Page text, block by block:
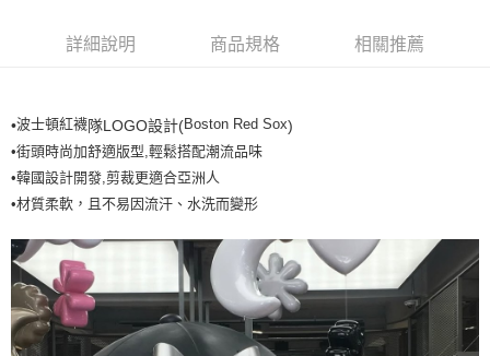
全家取貨付款<未取貨列黑名單/不支援離島取退>
全家取貨<不支援離島取退>
每筆NT$60，滿NT$499(含以上)免運費
7-11取貨付款<未取貨列黑名單/不支援離島取退>
7-11取貨<不支援離島取退>
每筆NT$60，滿NT$499(含以上)免運費
宅配滿699免運
詳細說明 商品規格 相關推薦
•波士頓紅襪隊LOGO設計(Boston Red Sox)
•街頭時尚加舒適版型,輕鬆搭配潮流品味
•韓國設計開發,剪裁更適合亞洲人
•材質柔軟，且不易因流汗、水洗而變形